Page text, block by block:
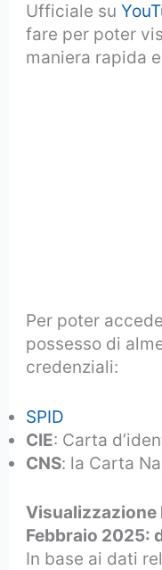
Ufficiale su
fare per poter
maniera rapida
Per poter
possesso di
credenziali:
SPID
CIE: Carta
CNS: la Carta
Visualizzazione
Febbraio 2025:
In base ai dati